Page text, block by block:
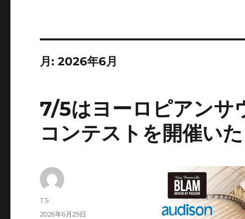
月:2026年6月
7/5はヨーロピアンサ
コンテストを開催いた
投
T.S
投
2026年6月29日